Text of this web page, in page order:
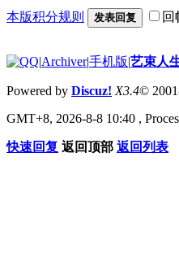
本版积分规则 发表回复 回
|Archiver|手机版|艺束人
Powered by Discuz! X3.4©
GMT+8, 2026-8-8 10:40 ,
快速回复 返回顶部 返回列表